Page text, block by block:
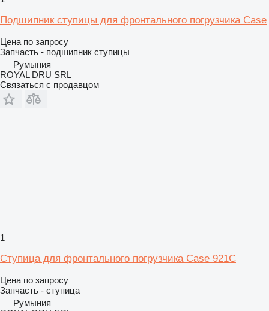
Подшипник ступицы для фронтального погрузчика Case
Цена по запросу
Запчасть - подшипник ступицы
Румыния
ROYAL DRU SRL
Связаться с продавцом
1
Ступица для фронтального погрузчика Case 921C
Цена по запросу
Запчасть - ступица
Румыния